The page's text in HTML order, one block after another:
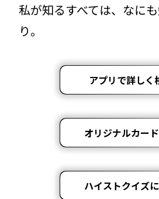
私が知るすべては、なに
り。
アプリで詳しく
オリジナルカー
ハイストクイズ